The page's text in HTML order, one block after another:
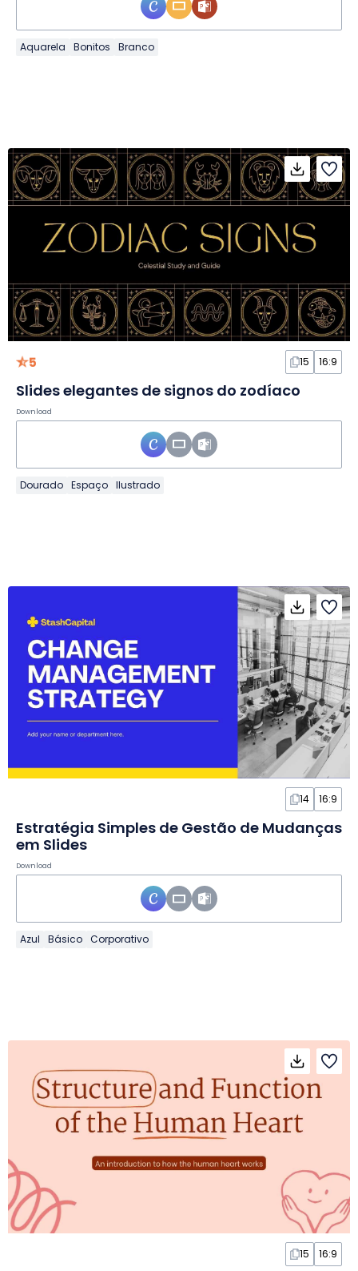
Aquarela Bonitos Branco
5 15 16:9
Slides elegantes de signos do zodíaco
Download
Dourado Espaço Ilustrado
14 16:9
Estratégia Simples de Gestão de Mudanças
em Slides
Download
Azul Básico Corporativo
15 16:9